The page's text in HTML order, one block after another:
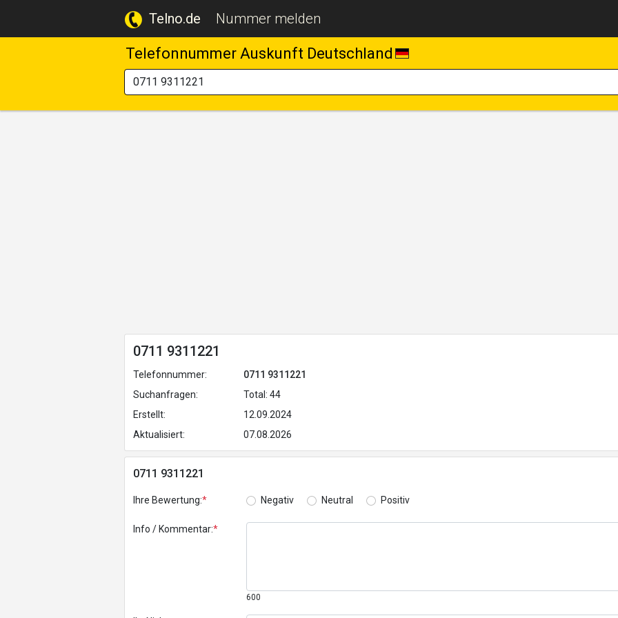
Telno.de Nummer melden
Telefonnummer Auskunft Deutschland
0711 9311221
Telefonnummer:
0711 9311221
Suchanfragen:
Total: 44
Erstellt:
12.09.2024
Aktualisiert:
07.08.2026
0711 9311221
Ihre Bewertung:* Negativ Neutral Positiv
Info / Kommentar:*
600